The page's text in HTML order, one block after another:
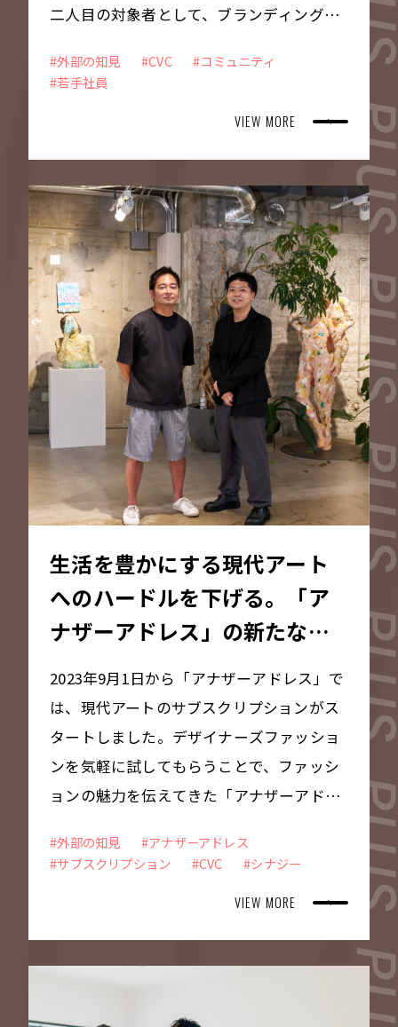
二人目の対象者として、ブランディングプ
ク）』、体験型ファン育成プラットフォー
運営するTieUps株式会社(タイアップス株
式会社、以下、TieUps)へ出向し、22年9月
から約半年間勤務しました。現在はその縁
が新たな実を結び、TieUpsと共に、企業と
ファンをつなぐコミュニティ運営に取り組
んでいます。他社留学の経緯からいま取り
組んでいる事業について、勝又さんとTieU
ps代表取締役社長の小原史啓さんにお話を
伺います。
#外部の知見 #CVC
#コミュニティ
#若手社員
VIEW MORE
生活を豊かにする現代アート
へのハードルを下げる。「ア
ナザーアドレス」の新たな取
り組み
2023年9月1日から「アナザーアドレス」で
は、現代アートのサブスクリプションがス
タートしました。デザイナーズファッショ
ンを気軽に試してもらうことで、ファッシ
ョンの魅力を伝えてきた「アナザーアドレ
た理由、さらに現代アートの楽しみ方をア
と、この取り組みでタッグを組むThe Chai
n Museuｍ取締役COOの田中潤さんに伺い
ました。
#外部の知見
#アナザーアドレス
#サブスクリプション
#CVC #シナジー
VIEW MORE